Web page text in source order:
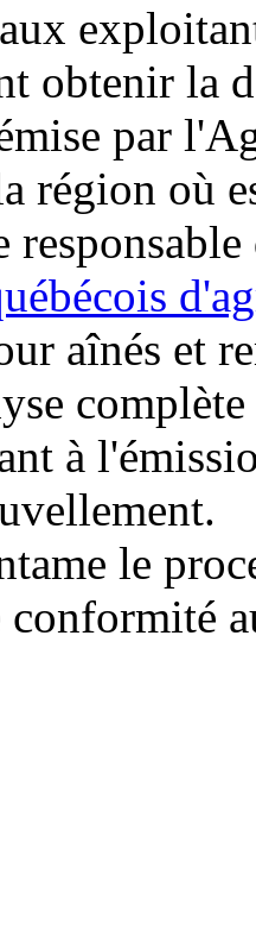
obtenir la
par
région où
aînés et
à
le